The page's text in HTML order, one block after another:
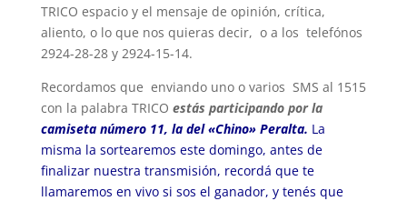
TRICO espacio y el mensaje de opinión, crítica,
aliento, o lo que nos quieras decir, o a los telefónos
2924-28-28 y 2924-15-14.
Recordamos que enviando uno o varios SMS al 1515
con la palabra TRICO estás participando por la
camiseta número 11, la del «Chino» Peralta. La
misma la sortearemos este domingo, antes de
finalizar nuestra transmisión, recordá que te
llamaremos en vivo si sos el ganador, y tenés que